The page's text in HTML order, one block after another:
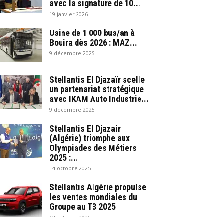
avec la signature de 10...
19 janvier 2026
Usine de 1 000 bus/an à
Bouira dès 2026 : MAZ...
9 décembre 2025
Stellantis El Djazaïr scelle
un partenariat stratégique
avec IKAM Auto Industrie...
9 décembre 2025
Stellantis El Djazair
(Algérie) triomphe aux
Olympiades des Métiers
2025 :...
14 octobre 2025
Stellantis Algérie propulse
les ventes mondiales du
Groupe au T3 2025